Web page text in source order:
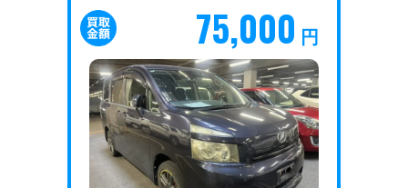
75,000 円